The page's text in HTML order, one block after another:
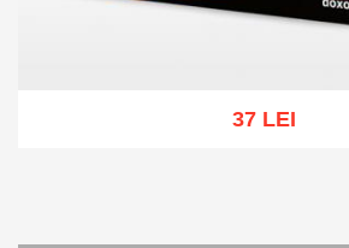
37 LEI